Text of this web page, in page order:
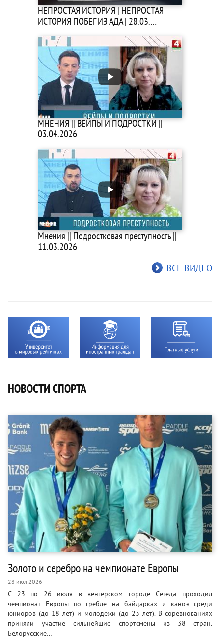
НЕПРОСТАЯ ИСТОРИЯ | НЕПРОСТАЯ
ИСТОРИЯ ПОБЕГ ИЗ АДА | 28.03.…
МНЕНИЯ || ВЕЙПЫ И ПОДРОСТКИ ||
03.04.2026
Мнения || Подростковая преступность ||
11.03.2026
ВСЁ ВИДЕО
НОВОСТИ СПОРТА
Золото и серебро на чемпионате Европы
28 июл 2026
С 23 по 26 июля в венгерском городе Сегеда проходил
чемпионат Европы по гребле на байдарках и каноэ среди
юниоров (до 18 лет) и молодежи (до 23 лет). В соревнованиях
приняли участие сильнейшие спортсмены из 38 стран.
Белорусские…